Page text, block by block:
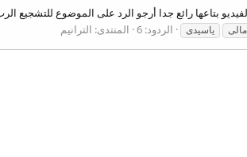
بتاعها رائع جدا أرجو الرد على الموضوع للتشجيع
مالى ياسيدى الردود: 6 المنتدى: الترانيم